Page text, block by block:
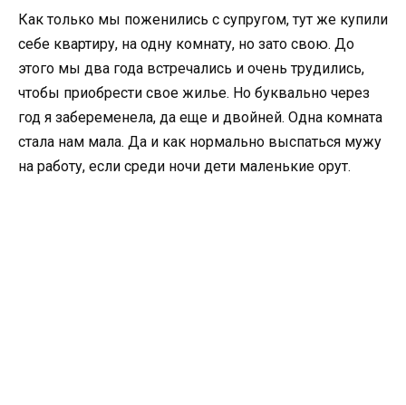
Как только мы поженились с супругом, тут же купили
себе квартиру, на одну комнату, но зато свою. До
этого мы два года встречались и очень трудились,
чтобы приобрести свое жилье. Но буквально через
год я забеременела, да еще и двойней. Одна комната
стала нам мала. Да и как нормально выспаться мужу
на работу, если среди ночи дети маленькие орут.